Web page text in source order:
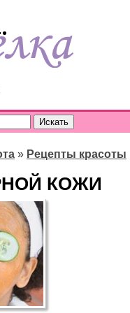
» Рецепты красоты
КОЖИ